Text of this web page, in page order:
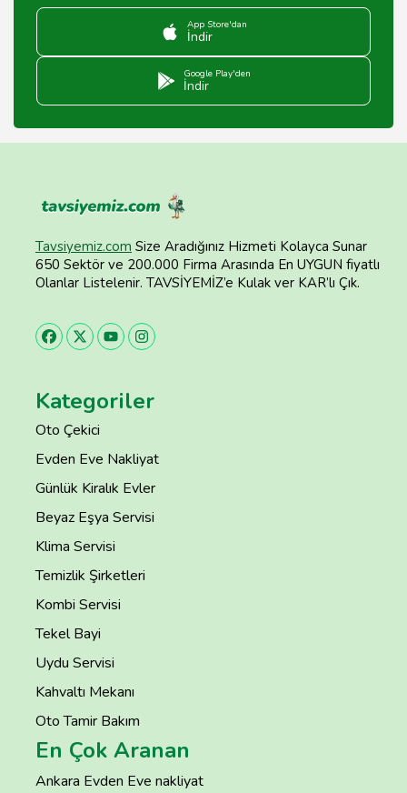
App Store'dan
İndir
Google Play'den
İndir
Tavsiyemiz.com Size Aradığınız Hizmeti Kolayca Sunar
650 Sektör ve 200.000 Firma Arasında En UYGUN fiyatlı
Olanlar Listelenir. TAVSİYEMİZ’e Kulak ver KAR’lı Çık.
Kategoriler
Oto Çekici
Evden Eve Nakliyat
Günlük Kiralık Evler
Beyaz Eşya Servisi
Klima Servisi
Temizlik Şirketleri
Kombi Servisi
Tekel Bayi
Uydu Servisi
Kahvaltı Mekanı
Oto Tamir Bakım
En Çok Aranan
Ankara Evden Eve nakliyat